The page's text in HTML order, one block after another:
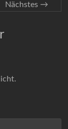
Nächstes →